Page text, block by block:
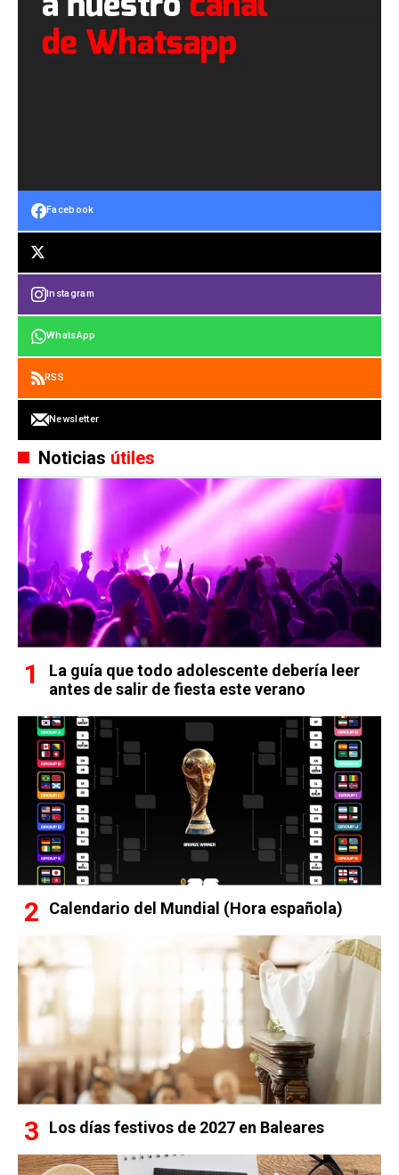
Facebook
Instagram
WhatsApp
RSS
Newsletter
Noticias útiles
La guía que todo adolescente debería leer
antes de salir de fiesta este verano
Calendario del Mundial (Hora española)
Los días festivos de 2027 en Baleares